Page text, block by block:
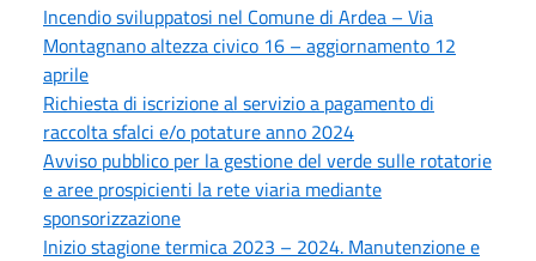
Incendio sviluppatosi nel Comune di Ardea – Via
Montagnano altezza civico 16 – aggiornamento 12
aprile
Richiesta di iscrizione al servizio a pagamento di
raccolta sfalci e/o potature anno 2024
Avviso pubblico per la gestione del verde sulle rotatorie
e aree prospicienti la rete viaria mediante
sponsorizzazione
Inizio stagione termica 2023 – 2024. Manutenzione e